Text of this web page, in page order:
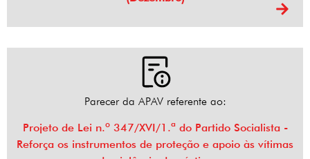
Parecer da APAV referente ao:
Projeto de Lei n.º 347/XVI/1.ª do Partido Socialista -
Reforça os instrumentos de proteção e apoio às vítimas